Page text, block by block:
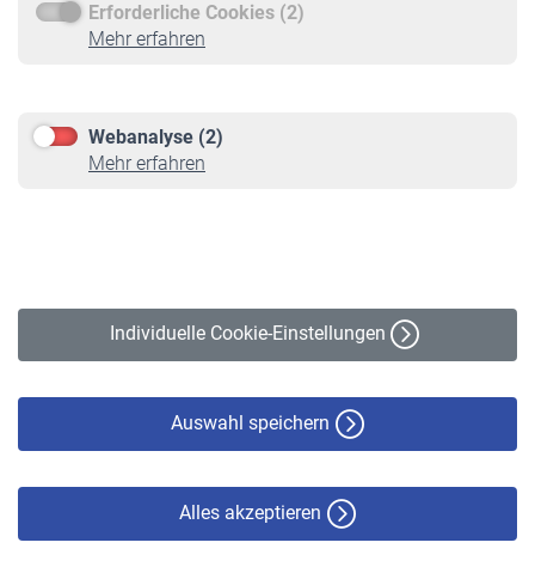
Erforderliche Cookies (2)
Mehr erfahren
Webanalyse (2)
Mehr erfahren
Individuelle Cookie-Einstellungen
Auswahl speichern
Alles akzeptieren
Service
Informationen
Online-Rechner
VBLnewsletter
Erklärung zur Barrierefreiheit
© VBL 2026